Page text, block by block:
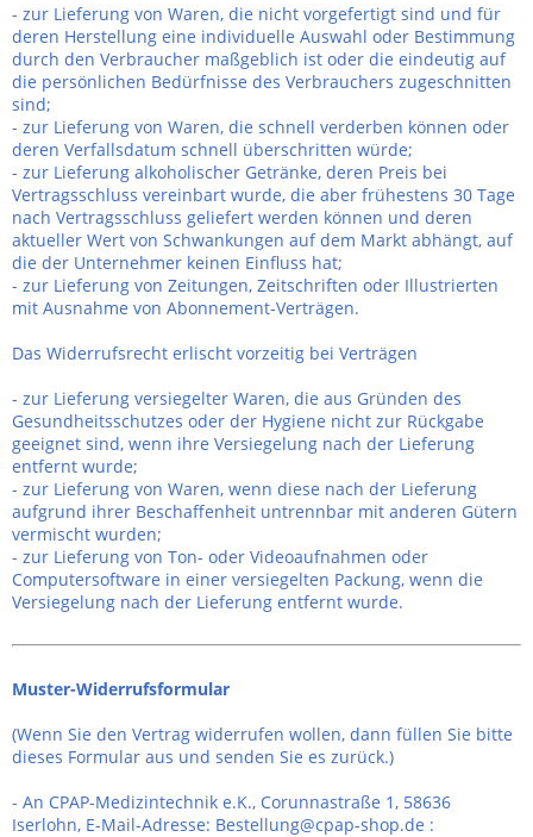
- zur Lieferung von Waren, die nicht vorgefertigt sind und für
deren Herstellung eine individuelle Auswahl oder Bestimmung
durch den Verbraucher maßgeblich ist oder die eindeutig auf
die persönlichen Bedürfnisse des Verbrauchers zugeschnitten
sind;
- zur Lieferung von Waren, die schnell verderben können oder
deren Verfallsdatum schnell überschritten würde;
- zur Lieferung alkoholischer Getränke, deren Preis bei
Vertragsschluss vereinbart wurde, die aber frühestens 30 Tage
nach Vertragsschluss geliefert werden können und deren
aktueller Wert von Schwankungen auf dem Markt abhängt, auf
die der Unternehmer keinen Einfluss hat;
- zur Lieferung von Zeitungen, Zeitschriften oder Illustrierten
mit Ausnahme von Abonnement-Verträgen.
Das Widerrufsrecht erlischt vorzeitig bei Verträgen
- zur Lieferung versiegelter Waren, die aus Gründen des
Gesundheitsschutzes oder der Hygiene nicht zur Rückgabe
geeignet sind, wenn ihre Versiegelung nach der Lieferung
entfernt wurde;
- zur Lieferung von Waren, wenn diese nach der Lieferung
aufgrund ihrer Beschaffenheit untrennbar mit anderen Gütern
vermischt wurden;
- zur Lieferung von Ton- oder Videoaufnahmen oder
Computersoftware in einer versiegelten Packung, wenn die
Versiegelung nach der Lieferung entfernt wurde.
Muster-Widerrufsformular
(Wenn Sie den Vertrag widerrufen wollen, dann füllen Sie bitte
dieses Formular aus und senden Sie es zurück.)
- An CPAP-Medizintechnik e.K., Corunnastraße 1, 58636
Iserlohn, E-Mail-Adresse: Bestellung@cpap-shop.de :